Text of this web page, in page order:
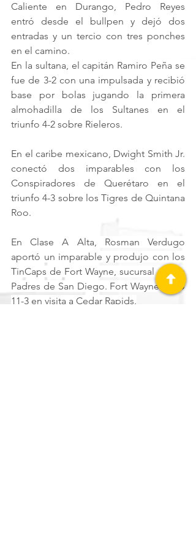
Caliente en Durango, Pedro Reyes
entró desde el bullpen y dejó dos
entradas y un tercio con tres ponches
en el camino.
En la sultana, el capitán Ramiro Peña se
fue de 3-2 con una impulsada y recibió
base por bolas jugando la primera
almohadilla de los Sultanes en el
triunfo 4-2 sobre Rieleros.
En el caribe mexicano, Dwight Smith Jr.
conectó dos imparables con los
Conspiradores de Querétaro en el
triunfo 4-3 sobre los Tigres de Quintana
Roo.
En Clase A Alta, Rosman Verdugo
aportó un imparable y produjo con los
TinCaps de Fort Wayne, sucursal de los
Padres de San Diego. Fort Wayne ganó
11-3 en visita a Cedar Rapids.